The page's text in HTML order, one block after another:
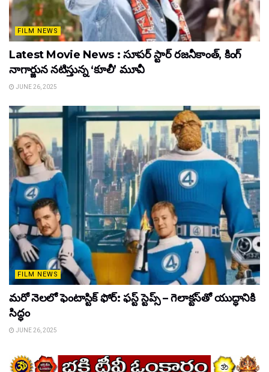
FILM NEWS
Latest Movie News : సూపర్ స్టార్ రజనీకాంత్, కింగ్
నాగార్జున నటిస్తున్న ‘కూలీ’ మూవీ
JUNE 26, 2025
FILM NEWS
మరో నెలలో ఫెంటాస్టిక్ ఫోర్: ఫస్ట్ స్టెప్స్ – గెలాక్టస్‌తో యుద్ధానికి
సిద్ధం
JUNE 26, 2025